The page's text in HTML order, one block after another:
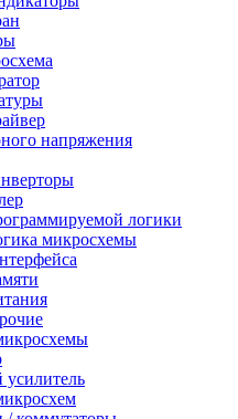
напряжения
логики
микросхемы